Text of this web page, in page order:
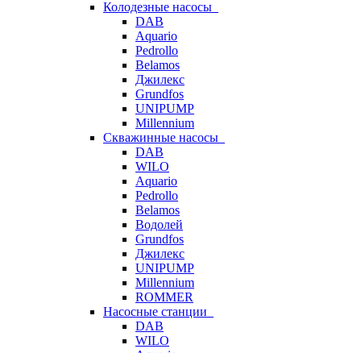
Колодезные насосы
DAB
Aquario
Pedrollo
Belamos
Джилекс
Grundfos
UNIPUMP
Millennium
Скважинные насосы
DAB
WILO
Aquario
Pedrollo
Belamos
Водолей
Grundfos
Джилекс
UNIPUMP
Millennium
ROMMER
Насосные станции
DAB
WILO